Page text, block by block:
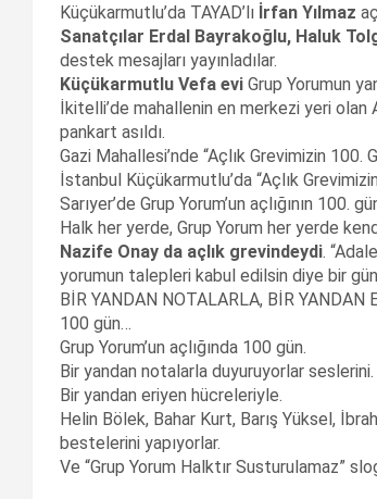
Küçükarmutlu’da TAYAD’lı İrfan Yılmaz
Sanatçılar Erdal Bayrakoğlu, Haluk
destek mesajları yayınladılar.
Küçükarmutlu Vefa evi Grup Yorumun
İkitelli’de mahallenin en merkezi yeri olan
pankart asıldı.
Gazi Mahallesi’nde “Açlık Grevimizin 100.
İstanbul Küçükarmutlu’da “Açlık
Sarıyer’de Grup Yorum’un açlığının 100.
Halk her yerde, Grup Yorum her yerde
Nazife Onay da açlık grevindeydi.
yorumun talepleri kabul edilsin diye bir
BİR YANDAN NOTALARLA, BİR YANDAN
100 gün…
Grup Yorum’un açlığında 100 gün.
Bir yandan notalarla duyuruyorlar seslerini.
Bir yandan eriyen hücreleriyle.
Helin Bölek, Bahar Kurt, Barış Yüksel,
bestelerini yapıyorlar.
Ve “Grup Yorum Halktır Susturulamaz”